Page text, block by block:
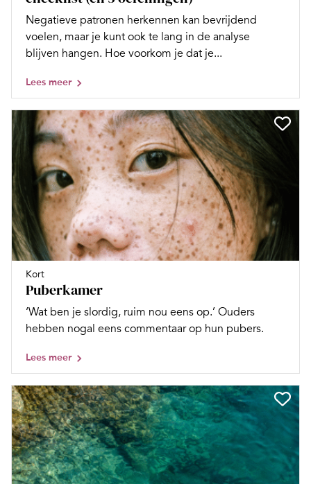
Negatieve patronen herkennen kan bevrijdend
voelen, maar je kunt ook te lang in de analyse
blijven hangen. Hoe voorkom je dat je...
Lees meer
Kort
Puberkamer
‘Wat ben je slordig, ruim nou eens op.’ Ouders
hebben nogal eens commentaar op hun pubers.
Lees meer